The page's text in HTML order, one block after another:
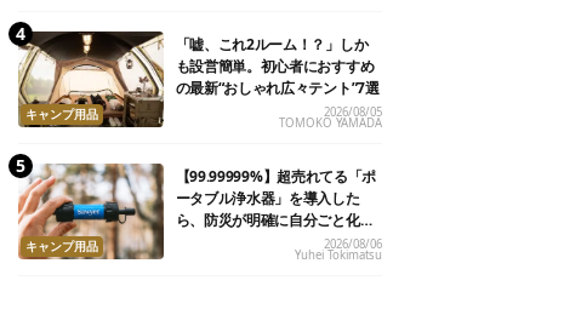
キャンプ用品
「嘘、これ2ルーム！？」しか
も設営簡単。初心者におすすめ
の最新“おしゃれ広々テント”7選
2026/08/05
TOMOKO YAMADA
キャンプ用品
【99.99999%】超売れてる「ポ
ータブル浄水器」を導入した
ら、防災が明確に自分ごと化し
2026/08/06
Yuhei Tokimatsu